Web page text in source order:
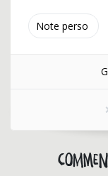
Note perso